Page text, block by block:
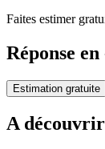
Faites estimer
Réponse
Estimation gratuite
A